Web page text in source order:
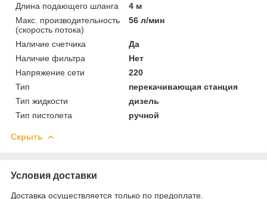
Длина подающего шланга
4 м
Макс. производительность
(скорость потока)
56 л/мин
Наличие счетчика
Да
Наличие фильтра
Нет
Напряжение сети
220
Тип
перекачивающая станция
Тип жидкости
дизель
Тип пистолета
ручной
Скрыть
Условия доставки
Доставка осуществляется только по предоплате.